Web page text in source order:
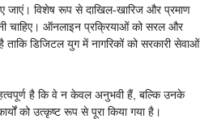
जाएं। विशेष रूप से दाखिल-खारिज और प्रमाण
चाहिए। ऑनलाइन प्रक्रियाओं को सरल और
ताकि डिजिटल युग में नागरिकों को सरकारी सेवाओं
है कि वे न केवल अनुभवी हैं, बल्कि उनके
को उत्कृष्ट रूप से पूरा किया गया है।